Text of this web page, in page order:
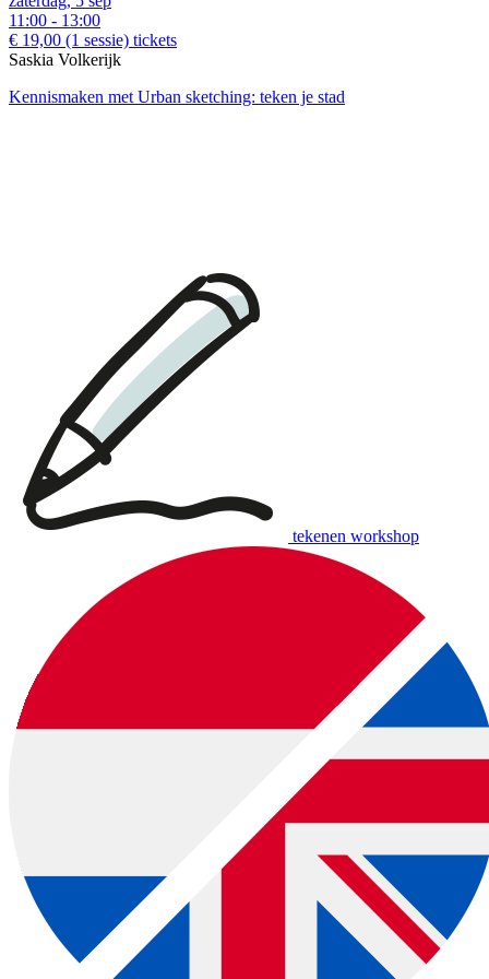
English print |Dutch print
Examples of creative workshops up to €110:
11:00 - 13:00
€ 19,00 (1 sessie) tickets
Saskia Volkerijk
Kennismaken met Urban sketching: teken je stad
tekenen workshop